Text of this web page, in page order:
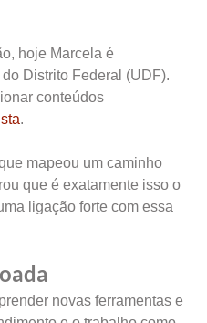
hoje Marcela é
Distrito Federal (UDF).
conteúdos
.
mapeou um caminho
que é exatamente isso o
ligação forte com essa
novas ferramentas e